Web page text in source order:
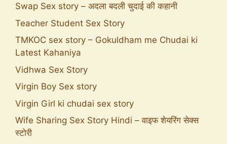
Swap Sex story – अदला बदली चुदाई की कहानी
Teacher Student Sex Story
TMKOC sex story – Gokuldham me Chudai ki
Latest Kahaniya
Vidhwa Sex Story
Virgin Boy Sex story
Virgin Girl ki chudai sex story
Wife Sharing Sex Story Hindi – वाइफ शेयरिंग सेक्स
स्टोरी